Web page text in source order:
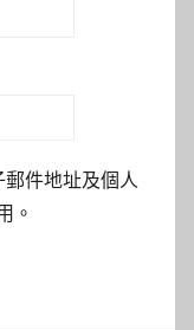
件地址及個人
。